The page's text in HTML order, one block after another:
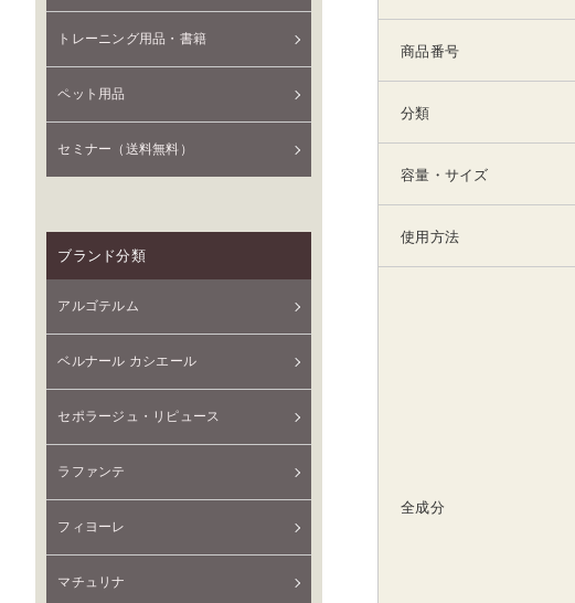
商品番号
分類
容量・サイズ
使用方法
全成分
トレーニング用品・書籍
ペット用品
セミナー（送料無料）
ブランド分類
アルゴテルム
ベルナール カシエール
セポラージュ・リピュース
ラファンテ
フィヨーレ
マチュリナ